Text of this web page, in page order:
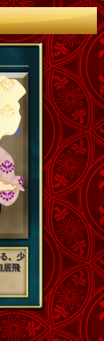
。少
居飛